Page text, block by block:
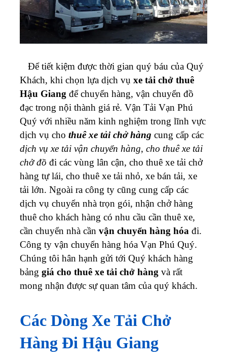
Để tiết kiệm được thời gian quý báu của Quý
Khách, khi chọn lựa dịch vụ xe tải chở thuê
Hậu Giang để chuyển hàng, vận chuyển đồ
đạc trong nội thành giá rẻ. Vận Tải Vạn Phú
Quý với nhiều năm kinh nghiệm trong lĩnh vực
dịch vụ cho thuê xe tải chở hàng cung cấp các
dịch vụ xe tải vận chuyển hàng, cho thuê xe tải
chở đồ đi các vùng lân cận, cho thuê xe tải chở
hàng tự lái, cho thuê xe tải nhỏ, xe bán tải, xe
tải lớn. Ngoài ra công ty cũng cung cấp các
dịch vụ chuyển nhà trọn gói, nhận chở hàng
thuê cho khách hàng có nhu cầu cần thuê xe,
cần chuyển nhà cần vận chuyển hàng hóa đi.
Công ty vận chuyển hàng hóa Vạn Phú Quý.
Chúng tôi hân hạnh gửi tới Quý khách hàng
bảng giá cho thuê xe tải chở hàng và rất
mong nhận được sự quan tâm của quý khách.
Các Dòng Xe Tải Chở
Hàng Đi Hậu Giang